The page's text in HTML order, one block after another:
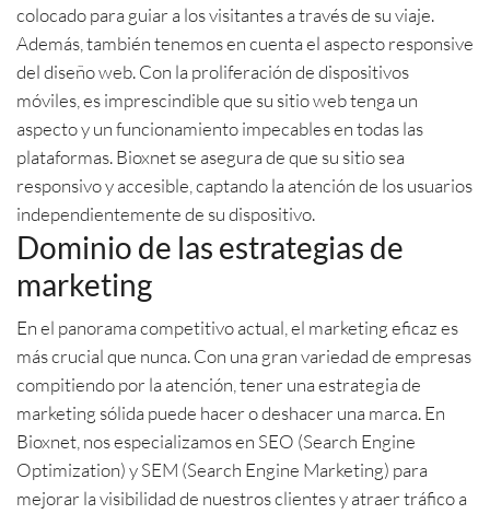
colocado para guiar a los visitantes a través de su viaje.
Además, también tenemos en cuenta el aspecto responsive
del diseño web. Con la proliferación de dispositivos
móviles, es imprescindible que su sitio web tenga un
aspecto y un funcionamiento impecables en todas las
plataformas. Bioxnet se asegura de que su sitio sea
responsivo y accesible, captando la atención de los usuarios
independientemente de su dispositivo.
Dominio de las estrategias de
marketing
En el panorama competitivo actual, el marketing eficaz es
más crucial que nunca. Con una gran variedad de empresas
compitiendo por la atención, tener una estrategia de
marketing sólida puede hacer o deshacer una marca. En
Bioxnet, nos especializamos en SEO (Search Engine
Optimization) y SEM (Search Engine Marketing) para
mejorar la visibilidad de nuestros clientes y atraer tráfico a